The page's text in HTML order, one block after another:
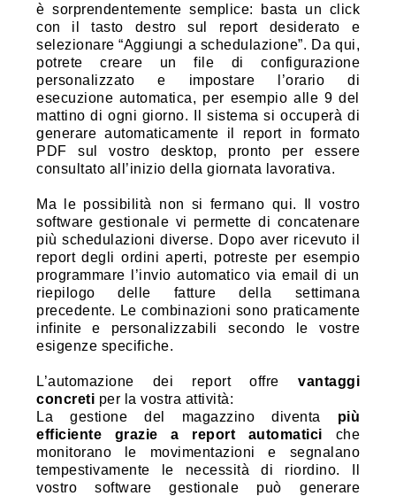
è sorprendentemente semplice: basta un click
con il tasto destro sul report desiderato e
selezionare “Aggiungi a schedulazione”. Da qui,
potrete creare un file di configurazione
personalizzato e impostare l’orario di
esecuzione automatica, per esempio alle 9 del
mattino di ogni giorno. Il sistema si occuperà di
generare automaticamente il report in formato
PDF sul vostro desktop, pronto per essere
consultato all’inizio della giornata lavorativa.
Ma le possibilità non si fermano qui. Il vostro
software gestionale vi permette di concatenare
più schedulazioni diverse. Dopo aver ricevuto il
report degli ordini aperti, potreste per esempio
programmare l’invio automatico via email di un
riepilogo delle fatture della settimana
precedente. Le combinazioni sono praticamente
infinite e personalizzabili secondo le vostre
esigenze specifiche.
L’automazione dei report offre vantaggi
concreti per la vostra attività:
La gestione del magazzino diventa più
efficiente grazie a report automatici che
monitorano le movimentazioni e segnalano
tempestivamente le necessità di riordino. Il
vostro software gestionale può generare